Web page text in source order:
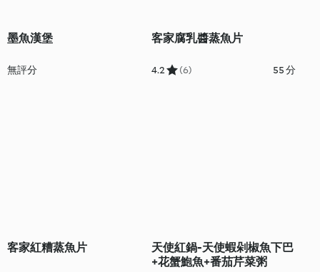
墨魚漢堡
無評分
客家腐乳醬蒸魚片
4.2 (6) 55 分
客家紅糟蒸魚片
天使紅鍋-天使蝦剁椒魚下巴
+花蟹鮑魚+番茄芹菜粥